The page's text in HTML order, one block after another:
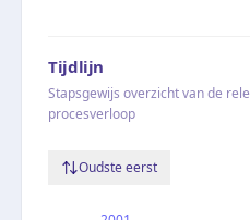
Tijdlijn
Stapsgewijs overzicht van de
procesverloop
Oudste eerst